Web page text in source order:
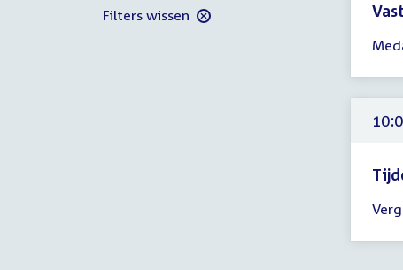
-
Filters wissen